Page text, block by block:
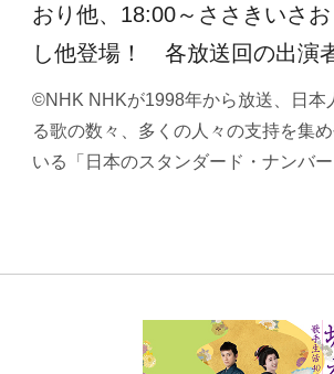
おり他、18:00～ささきいさ
し他登場！ 各放送回の出演
©NHK NHKが1998年から放送、日本
る歌の数々、多くの人々の支持を集
いる「日本のスタンダード・ナンバ